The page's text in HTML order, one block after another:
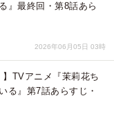
』最終回・第8話あら
2026年06月05日 03時
】TVアニメ『茉莉花ち
る』第7話あらすじ・